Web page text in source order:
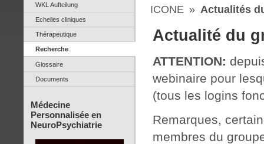
WKL Aufteilung
Echelles cliniques
Thérapeutique
Recherche
Glossaire
Documents
Médecine
Personnalisée en
NeuroPsychiatrie
ICONE » Actualités
Actualité du
ATTENTION:
webinaire pour
(tous les logins
Remarques,
membres du